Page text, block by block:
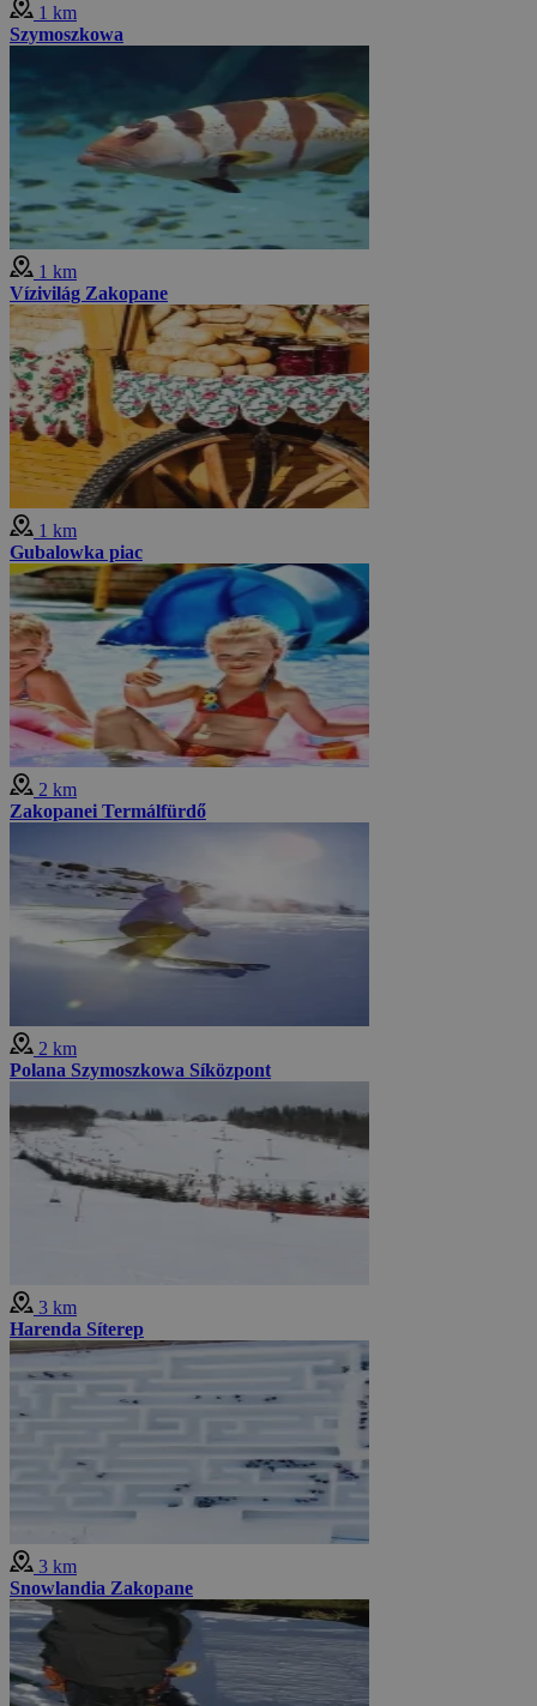
1 km
Szymoszkowa
1 km
Vízivilág Zakopane
1 km
Gubalowka piac
2 km
Zakopanei Termálfürdő
2 km
Polana Szymoszkowa Síközpont
3 km
Harenda Síterep
3 km
Snowlandia Zakopane